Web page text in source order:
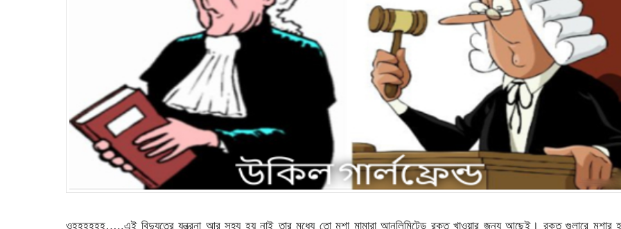
ওহহহহহহ…..এই বিদ্যুতের যন্ত্রনা আর সহ্য হয় নাই তার মধ্যে তো মশা মামারা আনলিমিটেড রক্ত খাওয়ার জন্য আছেই। রক্ত গুলারে মশার